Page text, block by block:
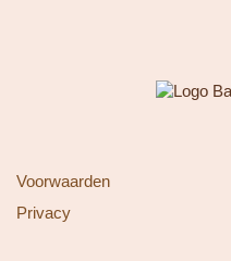
Voorwaarden
Privacy